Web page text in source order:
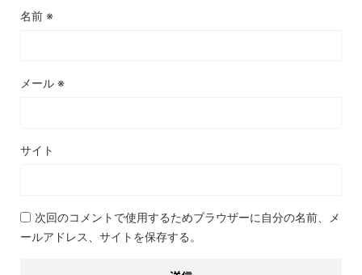
名前 ※
メール ※
サイト
次回のコメントで使用するためブラウザーに自分の名前、メ
ールアドレス、サイトを保存する。